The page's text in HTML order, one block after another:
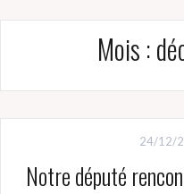
Mois :
24/12/
Notre député